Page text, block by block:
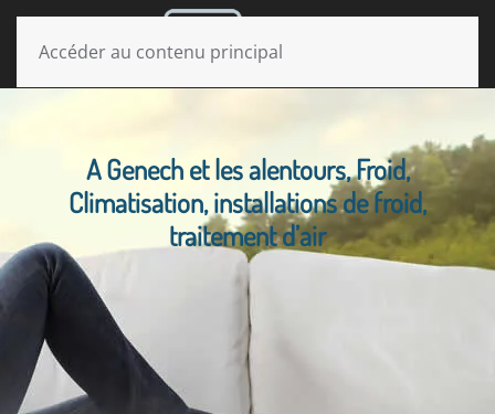
Accéder au contenu principal
A Genech et les alentours, Froid,
Climatisation, installations de froid,
traitement d’air